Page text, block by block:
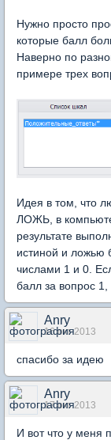
Нужно просто
которые балл
Наверно по
примере трех
Идея в том, что
ЛОЖЬ, в
результате
истиной и ложью
числами 1 и 0.
балл за вопрос
Anry
16 окт 2013
спасибо за идею
Anry
17 окт 2013
И вот что у меня